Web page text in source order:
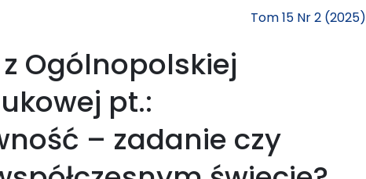
Tom 15 Nr 2 (2025)
Ogólnopolskiej
pt.:
– zadanie czy